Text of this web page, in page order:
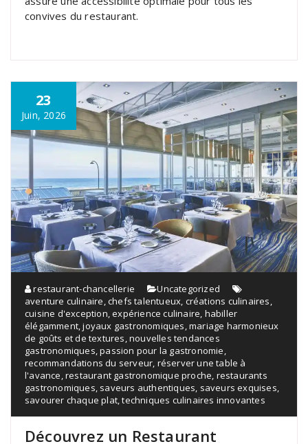
convives du restaurant.
23
Juin, 2026
restaurant-chancellerie
Uncategorized
aventure culinaire,chefs talentueux, créations culinaires,
cuisine d'exception,expérience culinaire, habiller
élégamment,joyaux gastronomiques,mariage harmonieux
de goûts et de textures,nouvelles tendances
gastronomiques,passion pour la gastronomie,
recommandations du serveur, réserver une table à
l'avance,restaurant gastronomique proche, restaurants
gastronomiques, saveurs authentiques, saveurs exquises,
savourer chaque plat,techniques culinaires innovantes
Découvrez un Restaurant